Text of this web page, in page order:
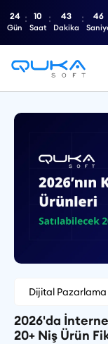
24
Gün
10
Saat
43
Dakika
45
Dijital Pazarlama
2026'da
20+ Niş Ürün